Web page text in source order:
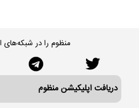
منظوم را در شبکه‌های
دریافت اپلیکیشن منظوم